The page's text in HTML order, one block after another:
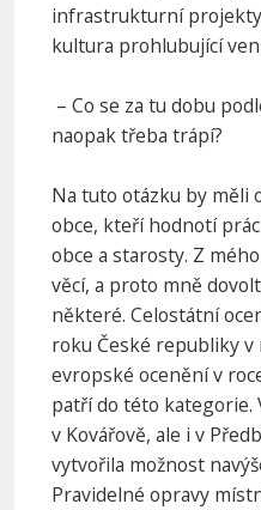
infrastrukturní
kultura prohlubující
– Co se za tu dobu
naopak třeba trápí?
Na tuto otázku by měli
obce, kteří hodnotí
obce a starosty. Z
věcí, a proto mně
některé. Celostátní
roku České republiky v
evropské ocenění v
patří do této kategorie.
v Kovářově, ale i v
vytvořila možnost
Pravidelné opravy